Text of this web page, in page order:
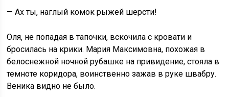
— Ах ты, наглый комок рыжей шерсти!
Оля, не попадая в тапочки, вскочила с кровати и
бросилась на крики. Мария Максимовна, похожая в
белоснежной ночной рубашке на привидение, стояла в
темноте коридора, воинственно зажав в руке швабру.
Веника видно не было.